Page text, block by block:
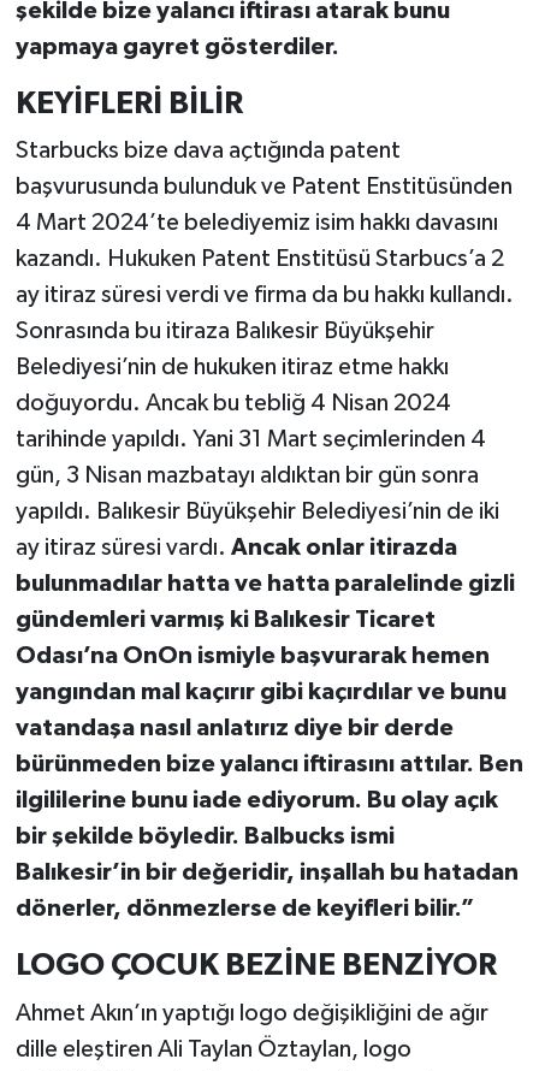
şekilde bize yalancı iftirası atarak bunu
yapmaya gayret gösterdiler.
KEYİFLERİ BİLİR
Starbucks bize dava açtığında patent
başvurusunda bulunduk ve Patent Enstitüsünden
4 Mart 2024’te belediyemiz isim hakkı davasını
kazandı. Hukuken Patent Enstitüsü Starbucs’a 2
ay itiraz süresi verdi ve firma da bu hakkı kullandı.
Sonrasında bu itiraza Balıkesir Büyükşehir
Belediyesi’nin de hukuken itiraz etme hakkı
doğuyordu. Ancak bu tebliğ 4 Nisan 2024
tarihinde yapıldı. Yani 31 Mart seçimlerinden 4
gün, 3 Nisan mazbatayı aldıktan bir gün sonra
yapıldı. Balıkesir Büyükşehir Belediyesi’nin de iki
ay itiraz süresi vardı. Ancak onlar itirazda
bulunmadılar hatta ve hatta paralelinde gizli
gündemleri varmış ki Balıkesir Ticaret
Odası’na OnOn ismiyle başvurarak hemen
yangından mal kaçırır gibi kaçırdılar ve bunu
vatandaşa nasıl anlatırız diye bir derde
bürünmeden bize yalancı iftirasını attılar. Ben
ilgililerine bunu iade ediyorum. Bu olay açık
bir şekilde böyledir. Balbucks ismi
Balıkesir’in bir değeridir, inşallah bu hatadan
dönerler, dönmezlerse de keyifleri bilir.”
LOGO ÇOCUK BEZİNE BENZİYOR
Ahmet Akın’ın yaptığı logo değişikliğini de ağır
dille eleştiren Ali Taylan Öztaylan, logo